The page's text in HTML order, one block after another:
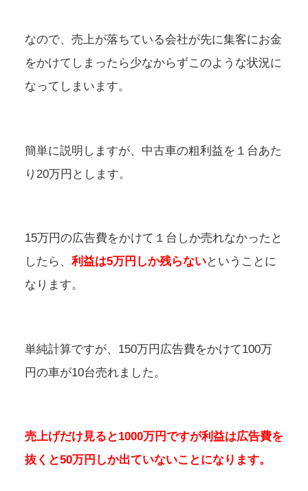
なので、売上が落ちている会社が先に集客にお金
をかけてしまったら少なからずこのような状況に
なってしまいます。
簡単に説明しますが、中古車の粗利益を１台あた
り20万円とします。
15万円の広告費をかけて１台しか売れなかったと
したら、 利益は5万円しか残らないということに
なります。
単純計算ですが、150万円広告費をかけて100万
円の車が10台売れました。
売上げだけ見ると1000万円ですが利益は広告費を
抜くと50万円しか出ていないことになります。